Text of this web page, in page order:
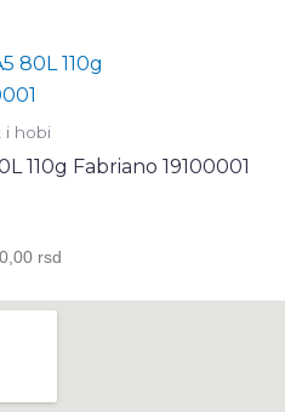
i hobi
110g Fabriano 19100001
rsd